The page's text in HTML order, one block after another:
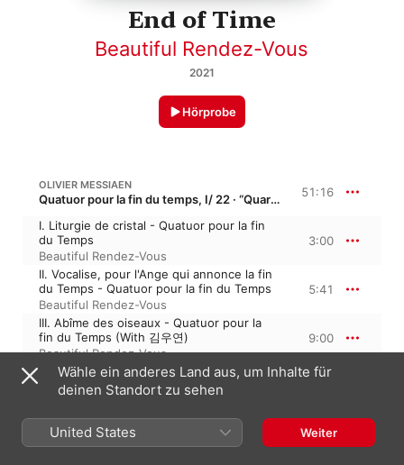
End of Time
Beautiful Rendez-Vous
2021
Hörprobe
OLIVIER MESSIAEN
Quatuor pour la fin du temps, I/ 22 · “Quartett für das Ende der Zeit” 51:16
I. Liturgie de cristal - Quatuor pour la fin
du Temps
Beautiful Rendez-Vous
3:00
II. Vocalise, pour l'Ange qui annonce la fin
du Temps - Quatuor pour la fin du Temps
Beautiful Rendez-Vous
5:41
III. Abîme des oiseaux - Quatuor pour la
fin du Temps (With 김우연)
Beautiful Rendez-Vous
9:00
IV. Intermède - Quatuor pour la fin du
Temps
V. Louange à l'Éternité de Jésus -
Quatuor pour la fin du Temps (With 임재
성)
9:15
Wähle ein anderes Land aus, um Inhalte für
deinen Standort zu sehen
United States Weiter